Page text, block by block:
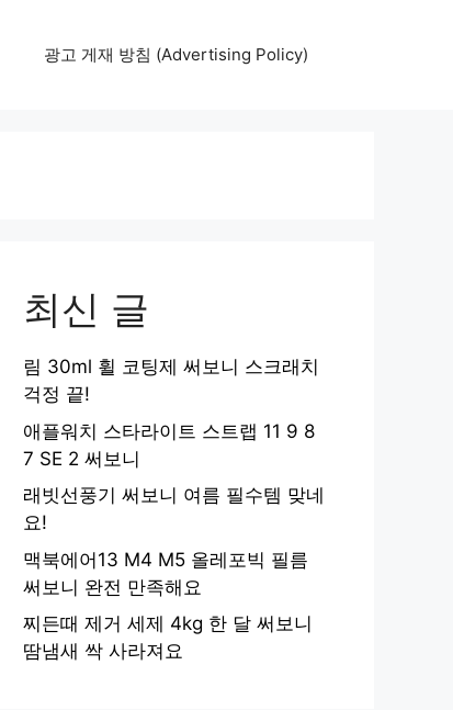
광고 게재 방침 (Advertising Policy)
최신 글
림 30ml 휠 코팅제 써보니 스크래치
걱정 끝!
애플워치 스타라이트 스트랩 11 9 8
7 SE 2 써보니
래빗선풍기 써보니 여름 필수템 맞네
요!
맥북에어13 M4 M5 올레포빅 필름
써보니 완전 만족해요
찌든때 제거 세제 4kg 한 달 써보니
땀냄새 싹 사라져요